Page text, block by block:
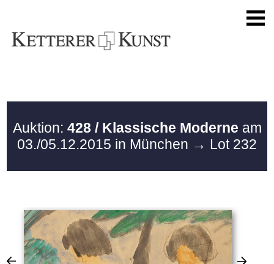
Auktion: 428 / Klassische Moderne am
03./05.12.2015 in München → Lot 232